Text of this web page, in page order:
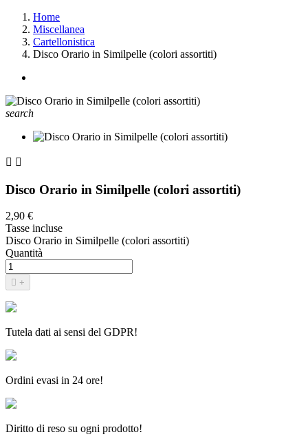
Home
Miscellanea
Cartellonistica
Disco Orario in Similpelle (colori assortiti)
search
 
Disco Orario in Similpelle (colori assortiti)
2,90 €
Tasse incluse
Disco Orario in Similpelle (colori assortiti)
Quantità
 +
Tutela dati ai sensi del GDPR!
Ordini evasi in 24 ore!
Diritto di reso su ogni prodotto!